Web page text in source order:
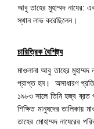
আবু তাহের মুহাম্মদ নাযের:
স্থান লাভ করেছিলেন।
চারিত্রিক বৈশিষ্ট্য
মাওলানা আবু তাহের
প্রাপ্ত হন। অসাধারণ
১৯৮৩ সালে তিনি হজ্ব ব্রত
শিক্ষিত মানুষদের
তাহের মোহাম্মদ নাযেরের